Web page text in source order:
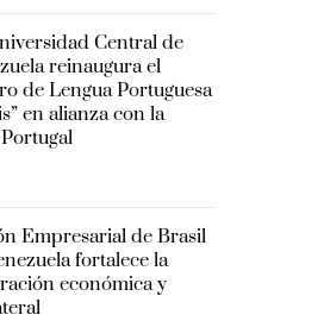
Central de
reinaugura el
de Lengua Portuguesa
en alianza con la
Empresarial de Brasil
fortalece la
económica y